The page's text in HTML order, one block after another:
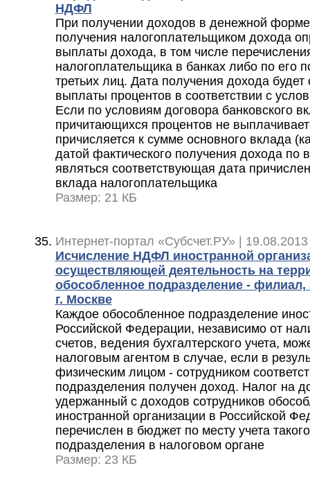
НДФЛ
При получении доходов в денежной форме
получения налогоплательщиком дохода
выплаты дохода, в том числе
налогоплательщика в банках либо по его
третьих лиц. Дата получения дохода будет
выплаты процентов в соответствии с
Если по условиям договора банковского
причитающихся процентов не
причисляется к сумме основного вклада
датой фактического получения дохода по
являться соответствующая дата
вклада налогоплательщика
Размер: 21 КБ
Интернет-портал «Субсчет.РУ» |
Исчисление НДФЛ иностранной
осуществляющей деятельность на
обособленное подразделение - филиал,
г. Москве
Каждое обособленное подразделение
Российской Федерации, независимо от
счетов, ведения бухгалтерского учета,
налоговым агентом в случае, если в
физическим лицом - сотрудником
подразделения получен доход. Налог на
удержанный с доходов сотрудников
иностранной организации в Российской
перечислен в бюджет по месту учета
подразделения в налоговом органе
Размер: 23 КБ